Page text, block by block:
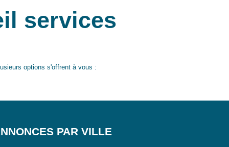
services
options s'offrent à vous :
PAR VILLE